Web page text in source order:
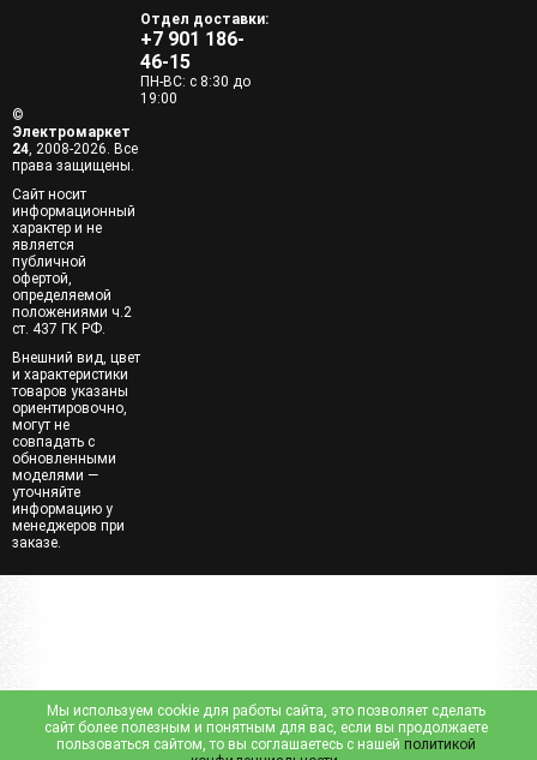
Отдел доставки:
+7 901 186-
46-15
ПН-ВС: с 8:30 до
19:00
©
Электромаркет
24, 2008-2026. Все
права защищены.
Сайт носит
информационный
характер и не
является
публичной
офертой,
определяемой
положениями ч.2
ст. 437 ГК РФ.
Внешний вид, цвет
и характеристики
товаров указаны
ориентировочно,
могут не
совпадать с
обновленными
моделями —
уточняйте
информацию у
менеджеров при
заказе.
Мы используем cookie для работы сайта, это позволяет сделать
сайт более полезным и понятным для вас, если вы продолжаете
пользоваться сайтом, то вы соглашаетесь с нашей политикой